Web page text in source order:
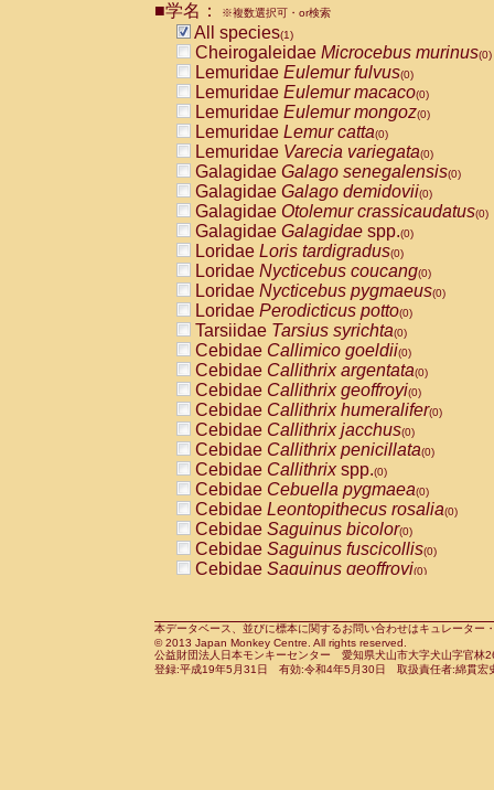
CebidaeCebus nigrivittatus
CebidaeCebus
CebidaeSaimiri boliviensis(0)
CebidaeSaimiri sciureus(0)
AtelidaeAlouatta caraya(0)
AtelidaeAlouatta fusca(0)
AtelidaeAlouatta seniculus
AtelidaeAlouattaspp.(0)
AtelidaeAteles belzebuth(0)
AtelidaeAteles geoffroyi(0)
AtelidaeAteles paniscus(0)
AtelidaeAtelesspp.(0)
Atelidae Lagothrix lagothricha
AtelidaeLagothrix lagothricha cana
PitheciidaeCacajao calvus
PitheciidaeCallicebus cupreus
PitheciidaeCallicebus donacophilus
PitheciidaeCallicebus moloch
PitheciidaeCallicebus torquatus
PitheciidaeCallicebusspp.(0)
PitheciidaeChiropotes satanas(0)
PitheciidaePithecia monachus
PitheciidaePithecia pithecia(0)
CercopithecidaeCercocebus agilis
CercopithecidaeCercocebus
CercopithecidaeCercocebus
CercopithecidaeCercocebus
CercopithecidaeCercocebus
CercopithecidaeCercocebushybrid
CercopithecidaePapio anubis(0)
CercopithecidaePapio cynocephalus
CercopithecidaePapio hamadryas(0)
■学名： ※複数選択可・or検索
All species(1)
Cheirogaleidae Microcebus murinus(0)
Lemuridae Eulemur fulvus(0)
Lemuridae Eulemur macaco(0)
Lemuridae Eulemur mongoz(0)
Lemuridae Lemur catta(0)
Lemuridae Varecia variegata(0)
Galagidae Galago senegalensis(0)
Galagidae Galago demidovii(0)
Galagidae Otolemur crassicaudatus(0)
Galagidae Galagidae spp.(0)
Loridae Loris tardigradus(0)
Loridae Nycticebus coucang(0)
Loridae Nycticebus pygmaeus(0)
Loridae Perodicticus potto(0)
Tarsiidae Tarsius syrichta(0)
Cebidae Callimico goeldii(0)
Cebidae Callithrix argentata(0)
Cebidae Callithrix geoffroyi(0)
Cebidae Callithrix humeralifer(0)
Cebidae Callithrix jacchus(0)
Cebidae Callithrix penicillata(0)
Cebidae Callithrixspp.(0)
Cebidae Cebuella pygmaea(0)
Cebidae Leontopithecus rosalia(0)
Cebidae Saguinus bicolor(0)
Cebidae Saguinus fuscicollis(0)
Cebidae Saguinus geoffroyi(0)
CebidaeSaguinus leucopus(0)
CebidaeSaguinus midas(0)
Cebidae Saguinus mystax(0)
本データベース、並びに標本に関するお問い合わせはキュレータ
© 2013 Japan Monkey Centre. All rights reserved.
公益財団法人日本モンキーセンター 愛知県犬山市大字犬山字官
登録:平成19年5月31日 有効:令和4年5月30日 取扱責任者:綿貫宏